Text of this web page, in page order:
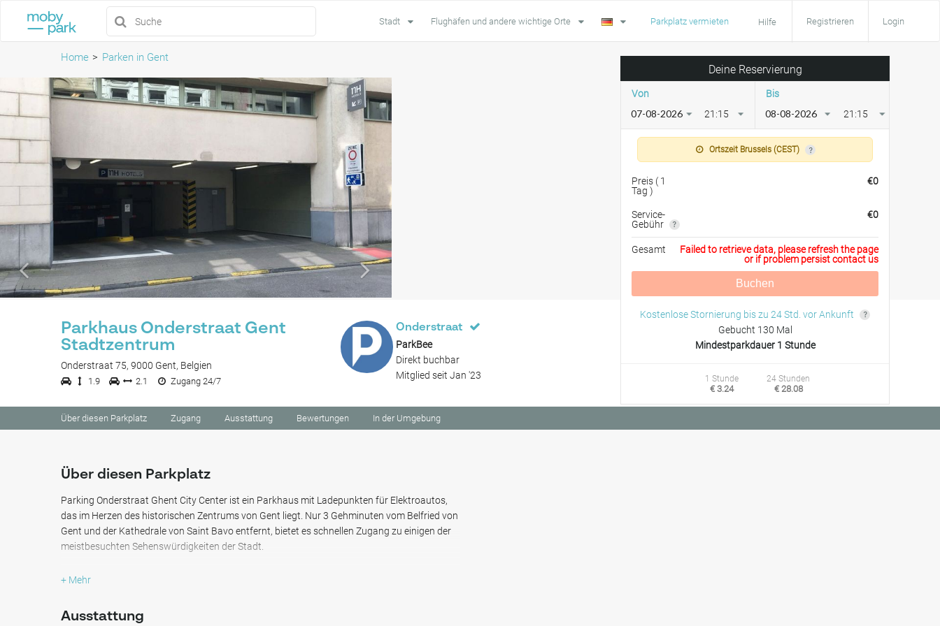
Parkplatz vermieten Hilfe Registrieren Login
Stadt Flughäfen und andere wichtige Orte
Home Parken in Gent
Parkhaus Onderstraat Gent
Stadtzentrum
Onderstraat 75, 9000 Gent, Belgien
1.9 2.1 Zugang 24/7
Onderstraat
ParkBee
Direkt buchbar
Mitglied seit Jan '23
Deine Reservierung
Von
21:15
Bis
21:15
Ortszeit Brussels (CEST)
Preis (1
Tag )
€0
Service-
Gebühr
€0
Gesamt
Failed to retrieve data, please refresh the page
or if problem persist contact us
Buchen
Kostenlose Stornierung bis zu 24 Std. vor Ankunft
Gebucht 130 Mal
Mindestparkdauer 1 Stunde
1 Stunde
€ 3.24
24 Stunden
€ 28.08
Über diesen Parkplatz Zugang Ausstattung Bewertungen In der Umgebung
Über diesen Parkplatz
Parking Onderstraat Ghent City Center ist ein Parkhaus mit Ladepunkten für Elektroautos,
das im Herzen des historischen Zentrums von Gent liegt. Nur 3 Gehminuten vom Belfried von
Gent und der Kathedrale von Saint Bavo entfernt, bietet es schnellen Zugang zu einigen der
meistbesuchten Sehenswürdigkeiten der Stadt.
Der Belfried von Gent, die Kathedrale von Saint Bavo und die Kirche von Saint Nikolaus bilden
während Graslei und Korenlei, die für ihre Cafés am Flussufer und historischen Fassaden
+ Mehr
Ausstattung